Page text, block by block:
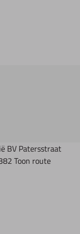
BV Patersstraat
Toon route